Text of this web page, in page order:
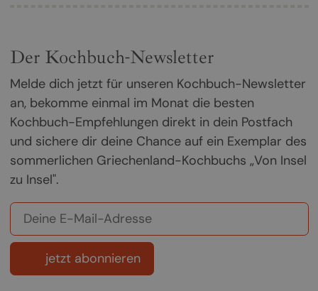
Der Kochbuch-Newsletter
Melde dich jetzt für unseren Kochbuch-Newsletter
an, bekomme einmal im Monat die besten
Kochbuch-Empfehlungen direkt in dein Postfach
und sichere dir deine Chance auf ein Exemplar des
sommerlichen Griechenland-Kochbuchs „Von Insel
zu Insel".
jetzt abonnieren